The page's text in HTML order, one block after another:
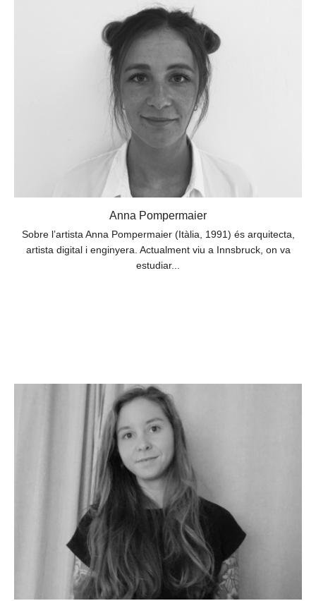
Anna Pompermaier
Sobre l’artista Anna Pompermaier (Itàlia, 1991) és arquitecta,
artista digital i enginyera. Actualment viu a Innsbruck, on va
estudiar...